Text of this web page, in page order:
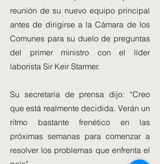
reunión de su nuevo equipo principal
antes de dirigirse a la Cámara de los
Comunes para su duelo de preguntas
del primer ministro con el líder
laborista Sir Keir Starmer.
Su secretaria de prensa dijo: “Creo
que está realmente decidida. Verán un
ritmo bastante frenético en las
próximas semanas para comenzar a
resolver los problemas que enfrenta el